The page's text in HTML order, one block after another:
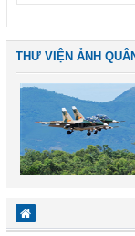
THƯ VIỆN ẢNH